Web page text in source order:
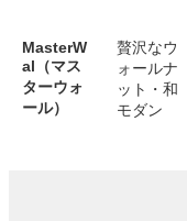
MasterW
al（マス
ターウォ
ール）
贅沢なウ
ォールナ
ット・和
モダン